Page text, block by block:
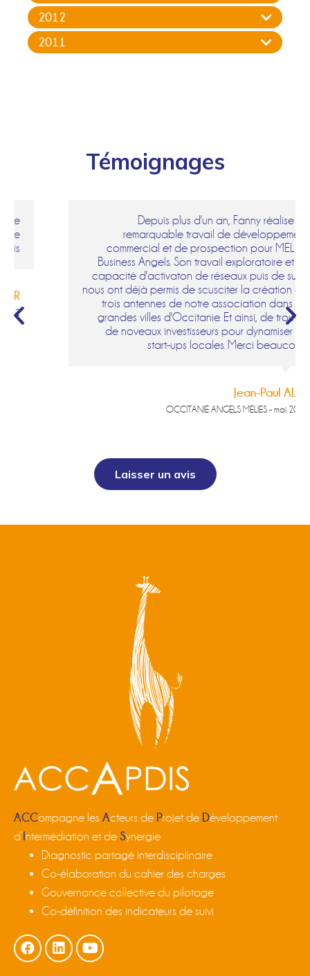
2012
2011
Témoignages
Depuis plus d'un an, Fanny réalise un
remarquable travail de développement
commercial et de prospection pour MELIES
Business Angels. Son travail exploratoire et sa
capacité d'activaton de réseaux puis de suivi,
nous ont déjà permis de scusciter la création de
trois antennes de notre association dans les
grandes villes d'Occitanie. Et ainsi, de trouver
de noveaux investisseurs pour dynamiser les
start-ups locales. Merci beaucoup
Jean-Paul ALIC
OCCITANIE ANGELS MELIES - mai 2022
Laisser un avis
ACCompagne les Acteurs de Projet de Développement
d’Intermédiation et de Synergie
Diagnostic partagé interdisciplinaire
Co-élaboration du cahier des charges
Gouvernance collective du pilotage
Co-définition des indicateurs de suivi